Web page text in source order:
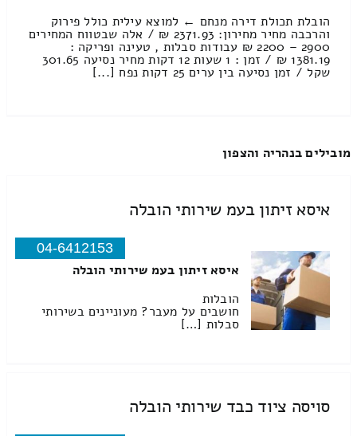
הובלת תכולת דירה מנחם ← למוצא עילית כולל פירוק
והרכבה מחיר מחירון: 2371.93 ₪ / אלה שבטווח המחירים
2900 – 2200 ₪ עבודות סבלות , טעינה ופריקה :
1381.19 ₪ / זמן : 1 שעות 12 דקות מחיר נסיעה 301.65
שקל / זמן נסיעה בין ערים 25 דקות נפח [...]
מובילים בנהריה והצפון
איסא זיתון בעמ שירותי הובלה
04-6412153
איסא זיתון בעמ שירותי הובלה
הובלות
חושבים על מעבר? מעוניינים בשירותי
סבלות […]
סויסה ציוד כבד שירותי הובלה